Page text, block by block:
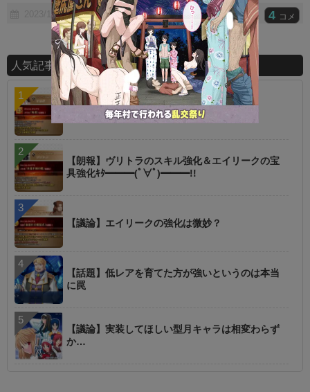
2023/10/22 4 コメ
人気記事ランキング
【指摘】卑弥呼の強化はぶっ壊れじゃない？
【朗報】ヴリトラのスキル強化＆エイリークの宝
具強化ｷﾀ━━━(ﾟ∀ﾟ)━━━!!
【議論】エイリークの強化は微妙？
【話題】低レアを育てた方が強いというのは本当
に罠
【議論】実装してほしい型月キャラは相変わらず
か…